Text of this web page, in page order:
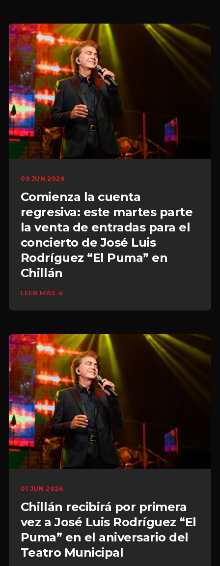
09 JUN 2026
Comienza la cuenta
regresiva: este martes parte
la venta de entradas para el
concierto de José Luis
Rodríguez “El Puma” en
Chillán
LEER MÁS
01 JUN 2026
Chillán recibirá por primera
vez a José Luis Rodríguez “El
Puma” en el aniversario del
Teatro Municipal